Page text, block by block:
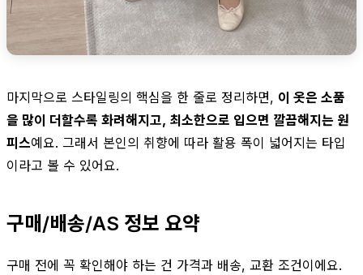
마지막으로 스타일링의 핵심을 한 줄로 정리하면, 이 옷은 소품
을 많이 더할수록 화려해지고, 최소한으로 입으면 깔끔해지는 원
피스예요. 그래서 본인의 취향에 따라 활용 폭이 넓어지는 타입
이라고 볼 수 있어요.
구매/배송/AS 정보 요약
구매 전에 꼭 확인해야 하는 건 가격과 배송, 교환 조건이에요.